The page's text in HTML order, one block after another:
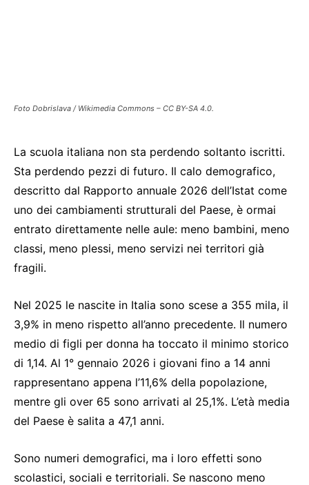
Foto Dobrislava / Wikimedia Commons – CC BY-SA 4.0.
La scuola italiana non sta perdendo soltanto iscritti.
Sta perdendo pezzi di futuro. Il calo demografico,
descritto dal Rapporto annuale 2026 dell’Istat come
uno dei cambiamenti strutturali del Paese, è ormai
entrato direttamente nelle aule: meno bambini, meno
classi, meno plessi, meno servizi nei territori già
fragili.
Nel 2025 le nascite in Italia sono scese a 355 mila, il
3,9% in meno rispetto all’anno precedente. Il numero
medio di figli per donna ha toccato il minimo storico
di 1,14. Al 1° gennaio 2026 i giovani fino a 14 anni
rappresentano appena l’11,6% della popolazione,
mentre gli over 65 sono arrivati al 25,1%. L’età media
del Paese è salita a 47,1 anni.
Sono numeri demografici, ma i loro effetti sono
scolastici, sociali e territoriali. Se nascono meno